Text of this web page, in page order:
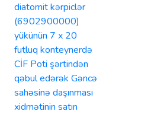
diatomit kərpiclər
(6902900000)
yükünün 7 x 20
futluq konteynerdə
CİF Poti şərtindən
qəbul edərək Gəncə
sahəsinə daşınması
xidmətinin satın